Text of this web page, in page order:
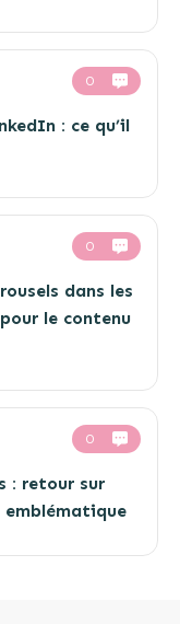
0
: ce qu’il
0
dans les
le contenu
0
: retour sur
emblématique